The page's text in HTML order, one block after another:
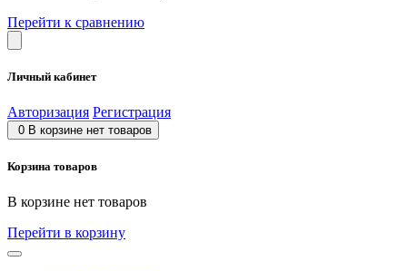
Перейти к сравнению
Личный кабинет
Авторизация Регистрация
0 В корзине нет товаров
Корзина товаров
В корзине нет товаров
Перейти в корзину